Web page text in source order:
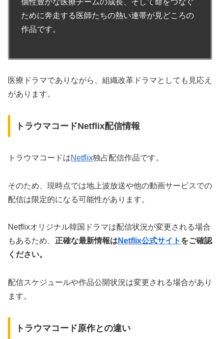
ために奔走する医師たちの熱い連帯が見どころの
作品です。
医療ドラマでありながら、組織改革ドラマとしても見応え
があります。
トラウマコードNetflix配信情報
トラウマコードはNetflix独占配信作品です。
そのため、現時点では地上波放送や他の動画サービスでの
配信は限定的になる可能性があります。
Netflixオリジナル韓国ドラマは配信状況が変更される場合
もあるため、 正確な最新情報はNetflix公式サイト をご確認
ください。
配信スケジュールや作品公開状況は変更される場合があり
ます。
トラウマコード原作との違い